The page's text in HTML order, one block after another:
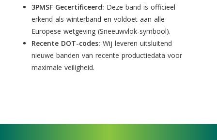
3PMSF Gecertificeerd: Deze band is officieel
erkend als winterband en voldoet aan alle
Europese wetgeving (Sneeuwvlok-symbool).
Recente DOT-codes: Wij leveren uitsluitend
nieuwe banden van recente productiedata voor
maximale veiligheid.